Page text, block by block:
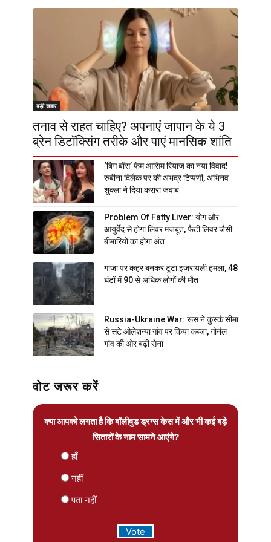
बड़ी खबर
तनाव से राहत चाहिए? अपनाएं जापान के ये 3
ब्रेन डिटॉक्सिंग तरीके और पाएं मानसिक शांति
‘बिग बॉस’ फेम आसिम रियाज का नया विवाद!
रुबीना दिलैक पर की अभद्र टिप्पणी, अभिनव
शुक्ला ने दिया करारा जवाब
Problem Of Fatty Liver: योग और
आयुर्वेद से होगा लिवर मजबूत, फैटी लिवर जैसी
बीमारियों का होगा अंत
गाजा पर कहर बनकर टूटा इजरायली हमला, 48
घंटों में 90 से अधिक लोगों की मौत
Russia-Ukraine War: रूस ने कुर्स्क सीमा
से सटे ओलेशन्या गांव पर किया कब्जा, गोर्नल
गांव की ओर बढ़ी सेना
वोट जरूर करें
क्या आपको लगता है कि बॉलीवुड ड्रग्स केस में और भी कई बड़े
सितारों के नाम सामने आएंगे?
हाँ
नहीं
पता नहीं